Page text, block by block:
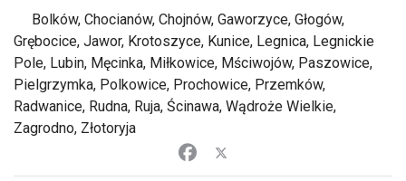
Bolków, Chocianów, Chojnów, Gaworzyce, Głogów,
Grębocice, Jawor, Krotoszyce, Kunice, Legnica, Legnickie
Pole, Lubin, Męcinka, Miłkowice, Mściwojów, Paszowice,
Pielgrzymka, Polkowice, Prochowice, Przemków,
Radwanice, Rudna, Ruja, Ścinawa, Wądroże Wielkie,
Zagrodno, Złotoryja